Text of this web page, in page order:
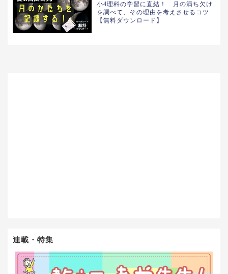
小4理科の学習に直結！ 月の満ち欠け
を調べて、その理由を考えさせるコツ
【無料ダウンロード】
連載・特集